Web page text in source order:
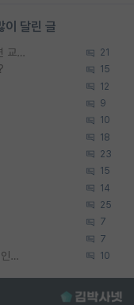
이 달린 글
SSH 박사과정을 그만두고 지방대 박사로 옮기면 교수의 꿈은 끝일까요? 21
15
12
9
10
18
23
15
14
25
7
7
박사진학하기에 2억은 괜찮은 (?) 정도의 경제력인가요 10